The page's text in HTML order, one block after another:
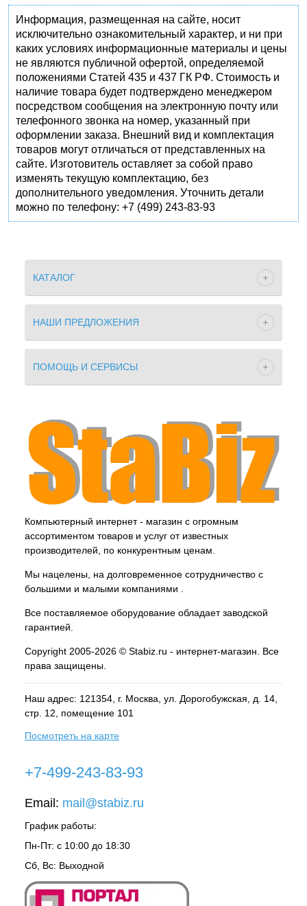
Информация, размещенная на сайте, носит
исключительно ознакомительный характер, и ни при
каких условиях информационные материалы и цены
не являются публичной офертой, определяемой
положениями Статей 435 и 437 ГК РФ. Стоимость и
наличие товара будет подтверждено менеджером
посредством сообщения на электронную почту или
телефонного звонка на номер, указанный при
оформлении заказа. Внешний вид и комплектация
товаров могут отличаться от представленных на
сайте. Изготовитель оставляет за собой право
изменять текущую комплектацию, без
дополнительного уведомления. Уточнить детали
можно по телефону: +7 (499) 243-83-93
КАТАЛОГ
НАШИ ПРЕДЛОЖЕНИЯ
ПОМОЩЬ И СЕРВИСЫ
Компьютерный интернет - магазин с огромным
ассортиментом товаров и услуг от известных
производителей, по конкурентным ценам.
Мы нацелены, на долговременное сотрудничество с
большими и малыми компаниями .
Все поставляемое оборудование обладает заводской
гарантией.
Copyright 2005-2026 © Stabiz.ru - интернет-магазин. Все
права защищены.
Наш адрес: 121354, г. Москва , ул. Дорогобужская, д. 14,
стр. 12, помещение 101
Посмотреть на карте
+7-499-243-83-93
Email: mail@stabiz.ru
График работы:
Пн-Пт: с 10:00 до 18:30
Сб, Вс: Выходной